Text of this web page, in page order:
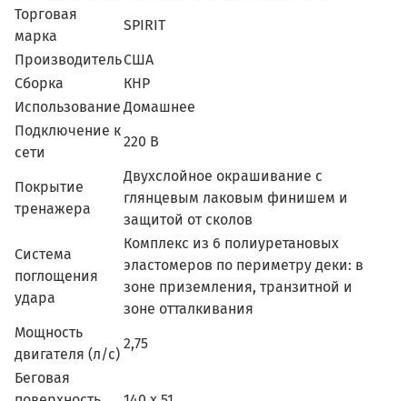
Торговая
марка
SPIRIT
ПроизводительСША
Сборка
КНР
Использование Домашнее
Подключение к
сети
220 В
Покрытие
тренажера
Двухслойное окрашивание с
глянцевым лаковым финишем и
защитой от сколов
Система
поглощения
удара
Комплекс из 6 полиуретановых
эластомеров по периметру деки: в
зоне приземления, транзитной и
зоне отталкивания
Мощность
двигателя (л/с)
2,75
Беговая